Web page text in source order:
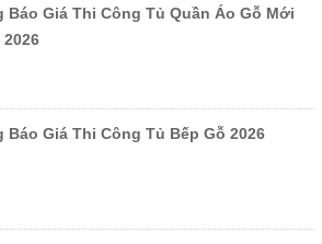
Báo Giá Thi Công Tủ Quần Áo Gỗ Mới
2026
Báo Giá Thi Công Tủ Bếp Gỗ 2026